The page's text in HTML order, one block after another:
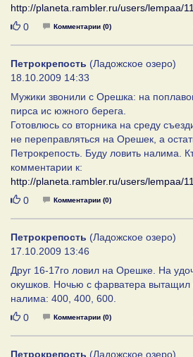
http://planeta.rambler.ru/users/lempaa/
Нравится
0 Комментарии (0)
Петрокрепость (Ладожское озеро)
18.10.2009 14:33
Мужики звонили с Орешка: на
пирса ис южного берега.
Готовлюсь со вторника на среду
не переправляться на Орешек, а
Петрокрепость. Буду ловить налима.
комментарии к:
http://planeta.rambler.ru/users/lempaa/
Нравится
0 Комментарии (0)
Петрокрепость (Ладожское озеро)
17.10.2009 13:46
Друг 16-17го ловил на Орешке. На
окушков. Ночью с фарватера вытащил
налима: 400, 400, 600.
Нравится
0 Комментарии (0)
Петрокрепость (Ладожское озеро)